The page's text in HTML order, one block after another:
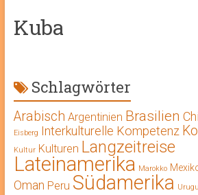
Kuba
Schlagwörter
Arabisch Argentinien Brasilien
Eisberg Interkulturelle Kompetenz
Kultur Kulturen Langzeitreise
Lateinamerika Marokko
Oman Peru Südamerika